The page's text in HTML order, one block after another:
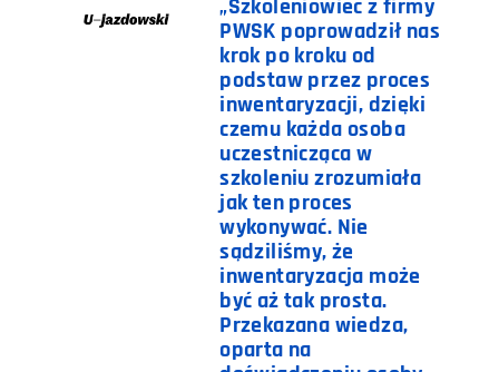
„Szkoleniowiec z firmy
PWSK poprowadził nas
krok po kroku od
podstaw przez proces
inwentaryzacji, dzięki
czemu każda osoba
uczestnicząca w
szkoleniu zrozumiała
jak ten proces
wykonywać. Nie
sądziliśmy, że
inwentaryzacja może
być aż tak prosta.
Przekazana wiedza,
oparta na